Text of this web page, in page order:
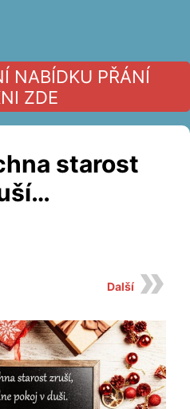
NABÍDKU PŘÁNÍ
ZDE
starost
Další